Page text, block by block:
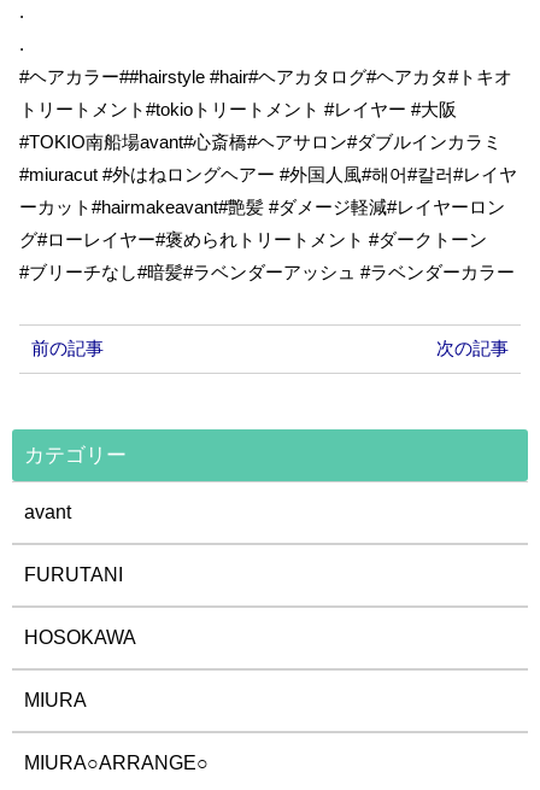
.
.
#ヘアカラー##hairstyle #hair#ヘアカタログ#ヘアカタ#トキオ
トリートメント#tokioトリートメント #レイヤー #大阪
#TOKIO南船場avant#心斎橋#ヘアサロン#ダブルインカラミ
#miuracut #外はねロングヘアー #外国人風#해어#칼러#レイヤ
ーカット#hairmakeavant#艶髪 #ダメージ軽減#レイヤーロン
グ#ローレイヤー#褒められトリートメント #ダークトーン
#ブリーチなし#暗髪#ラベンダーアッシュ #ラベンダーカラー
前の記事 次の記事
カテゴリー
avant
FURUTANI
HOSOKAWA
MIURA
MIURA○ARRANGE○